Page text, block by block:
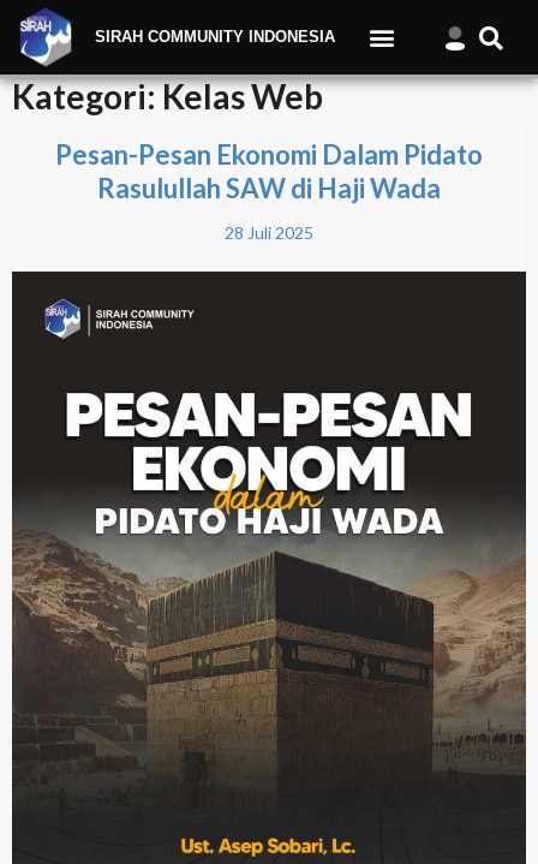
SIRAH COMMUNITY INDONESIA
Kategori:Kelas Web
Pesan-Pesan Ekonomi Dalam Pidato
Rasulullah SAW di Haji Wada
28 Juli 2025